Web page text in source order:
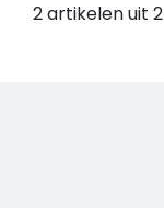
2 artikelen uit 2